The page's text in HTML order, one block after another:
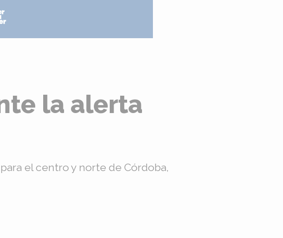
la alerta
el centro y norte de Córdoba,